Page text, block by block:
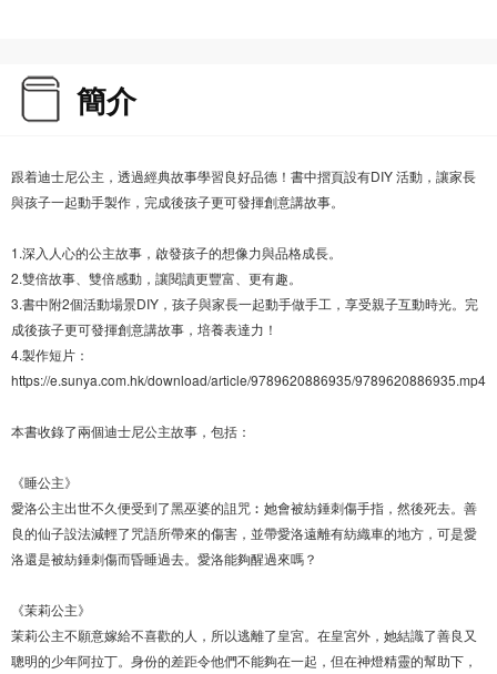
簡介
跟着迪士尼公主，透過經典故事學習良好品德！書中摺頁設有DIY 活動，讓家長
與孩子一起動手製作，完成後孩子更可發揮創意講故事。
1.深入人心的公主故事，啟發孩子的想像力與品格成長。
2.雙倍故事、雙倍感動，讓閱讀更豐富、更有趣。
3.書中附2個活動場景DIY，孩子與家長一起動手做手工，享受親子互動時光。完
成後孩子更可發揮創意講故事，培養表達力！
4.製作短片：
https://e.sunya.com.hk/download/article/9789620886935/9789620886935.mp4
本書收錄了兩個迪士尼公主故事，包括：
《睡公主》
愛洛公主出世不久便受到了黑巫婆的詛咒︰她會被紡錘刺傷手指，然後死去。善
良的仙子設法減輕了咒語所帶來的傷害，並帶愛洛遠離有紡織車的地方，可是愛
洛還是被紡錘刺傷而昏睡過去。愛洛能夠醒過來嗎？
《茉莉公主》
茉莉公主不願意嫁給不喜歡的人，所以逃離了皇宮。在皇宮外，她結識了善良又
聰明的少年阿拉丁。身份的差距令他們不能夠在一起，但在神燈精靈的幫助下，